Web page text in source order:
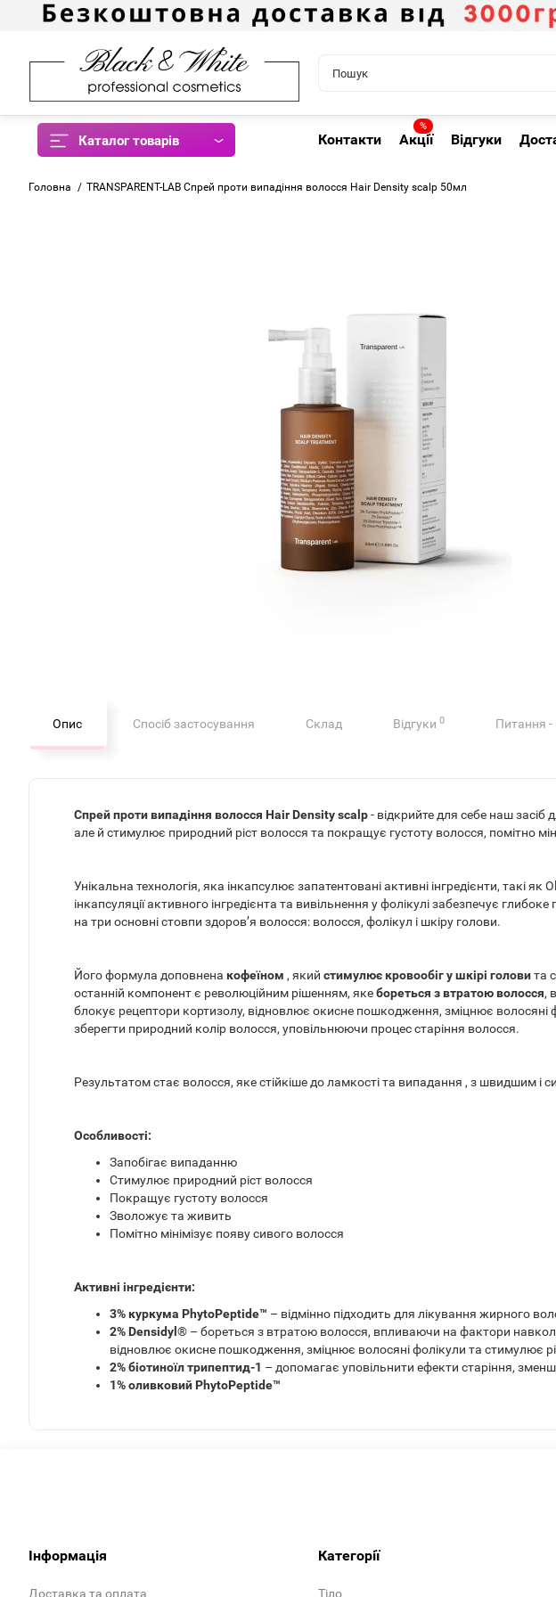
Каталог товарів Контакти
%
Акції Відгуки
Головна TRANSPARENT-LAB Спрей проти випадіння волосся Hair Density scalp 50мл
Опис Спосіб застосування Склад Відгуки 0 Питання -
Спрей проти випадіння волосся Hair Density scalp- відкрийте для себе наш
але й стимулює природний ріст волосся та покращує густоту волосся, помітно
Унікальна технологія, яка інкапсулює запатентовані активні інгредієнти, такі
інкапсуляції активного інгредієнта та вивільнення у фолікулі забезпечує
на три основні стовпи здоров’я волосся: волосся, фолікул і шкіру голови.
Його формула доповнена кофеїном , який стимулює кровообіг у шкірі головита
останній компонент є революційним рішенням, якебореться з втратою волосся,
блокує рецептори кортизолу, відновлює окисне пошкодження, зміцнює волосяні
зберегти природний колір волосся, уповільнюючи процес старіння волосся.
Результатом стає волосся, яке стійкіше до ламкості та випадання , з швидшим і
Особливості:
Запобігає випаданню
Стимулює природний ріст волосся
Покращує густоту волосся
Зволожує та живить
Помітно мінімізує появу сивого волосся
Активні інгредієнти:
3% куркума PhytoPeptide™ – відмінно підходить для лікування жирного
2% Densidyl ® – бореться з втратою волосся, впливаючи на фактори
відновлює окисне пошкодження, зміцнює волосяні фолікули та стимулює
2% біотиноїл трипептид-1 – допомагає уповільнити ефекти старіння,
1% оливковий PhytoPeptide™
Інформація
Доставка та оплата
Категорії
Тіло